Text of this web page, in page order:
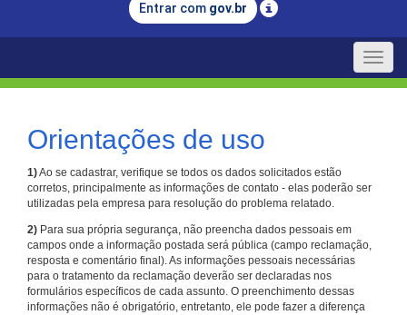
Legislação
Entrar com gov.br
Toggle
Orientações de uso
1)Ao se cadastrar, verifique se todos os dados solicitados estão
corretos, principalmente as informações de contato - elas poderão ser
utilizadas pela empresa para resolução do problema relatado.
2) Para sua própria segurança, não preencha dados pessoais em
campos onde a informação postada será pública (campo reclamação,
resposta e comentário final). As informações pessoais necessárias
para o tratamento da reclamação deverão ser declaradas nos
formulários específicos de cada assunto. O preenchimento dessas
informações não é obrigatório, entretanto, ele pode fazer a diferença